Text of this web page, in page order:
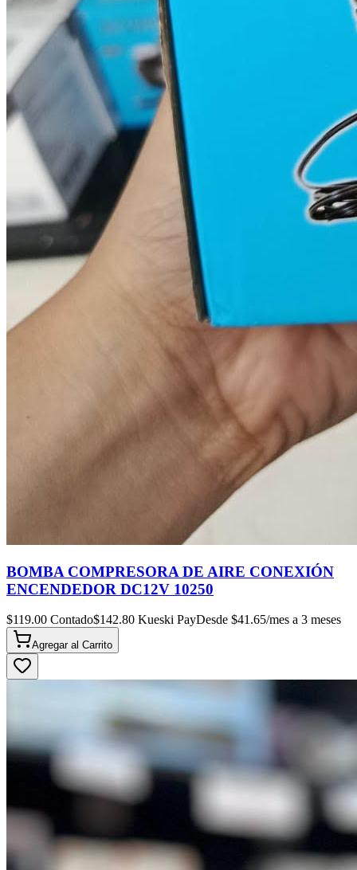
BOMBA COMPRESORA DE AIRE CONEXIÓN
ENCENDEDOR DC12V 10250
$119.00 Contado$142.80 Kueski PayDesde $41.65/mes a 3 meses
Agregar al Carrito